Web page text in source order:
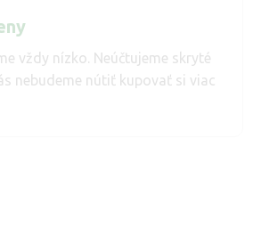
vždy nízko. Neúčtujeme skryté
nebudeme nútiť kupovať si viac